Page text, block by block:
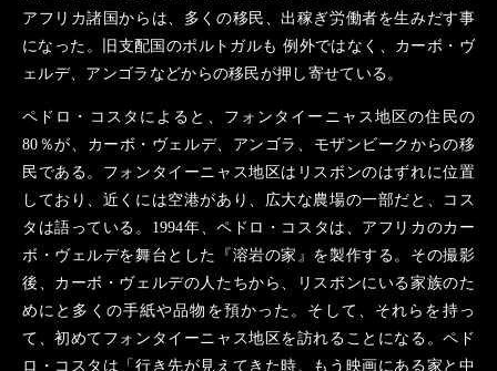
アフリカ諸国からは、多くの移民、出稼ぎ労働者を生みだす事
になった。旧支配国のポルトガルも 例外ではなく、カーボ・ヴ
ェルデ、アンゴラなどからの移民が押し寄せている。
ペドロ・コスタによると、フォンタイーニャス地区の住民の
80％が、カーボ・ヴェルデ、アンゴラ、モザンビークからの移
民である。フォンタイーニャス地区はリスボンのはずれに位置
しており、近くには空港があり、広大な農場の一部だと、コス
タは語っている。1994年、ペドロ・コスタは、アフリカのカー
ボ・ヴェルデを舞台とした『溶岩の家』を製作する。その撮影
後、カーボ・ヴェルデの人たちから、リスボンにいる家族のた
めにと多くの手紙や品物を預かった。そして、それらを持っ
て、初めてフォンタイーニャス地区を訪れることになる。ペド
ロ・コスタは「行き先が見えてきた時、もう映画にある家と中